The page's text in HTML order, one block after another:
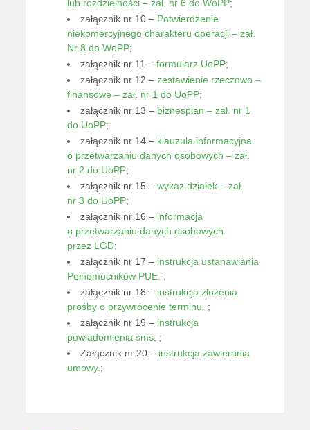
lub rozdzielności – zał. nr 6 do WoPP;
załącznik nr 10 – Potwierdzenie
niekomercyjnego charakteru operacji – zał.
Nr 8 do WoPP;
załącznik nr 11 –formularz UoPP;
załącznik nr 12 –zestawienie rzeczowo –
finansowe – zał. nr 1 do UoPP;
załącznik nr 13 – biznesplan – zał. nr 1
do UoPP;
załącznik nr 14 – klauzula informacyjna
o przetwarzaniu danych osobowych – zał.
nr 2 do UoPP;
załącznik nr 15 –wykaz działek – zał.
nr 3 do UoPP;
załącznik nr 16 – informacja
o przetwarzaniu danych osobowych
przez LGD;
załącznik nr 17 – instrukcja ustanawiania
Pełnomocników PUE. ;
załącznik nr 18 – instrukcja złożenia
prośby o przywrócenie terminu. ;
załącznik nr 19 – instrukcja
powiadomienia sms. ;
Załącznik nr 20 – instrukcja zawierania
umowy. ;